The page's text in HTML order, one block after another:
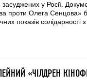
засуджених у Росії.
проти Олега Сенцова»
показів солідарності з
«ЧІЛДРЕН